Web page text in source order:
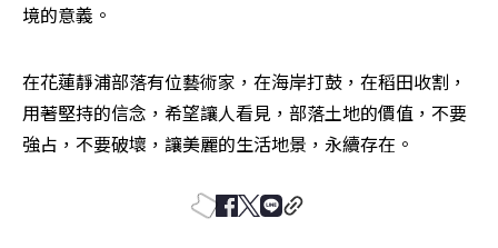
境的意義。
在花蓮靜浦部落有位藝術家，在海岸打鼓，在稻田收割，
用著堅持的信念，希望讓人看見，部落土地的價值，不要
強占，不要破壞，讓美麗的生活地景，永續存在。